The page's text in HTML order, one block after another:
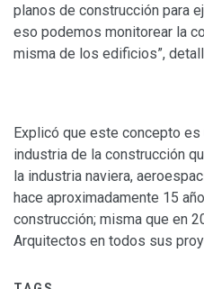
planos de construcción para
eso podemos monitorear la
misma de los edificios”,
Explicó que este concepto es
industria de la construcción
la industria naviera,
hace aproximadamente 15
construcción; misma que en
Arquitectos en todos sus